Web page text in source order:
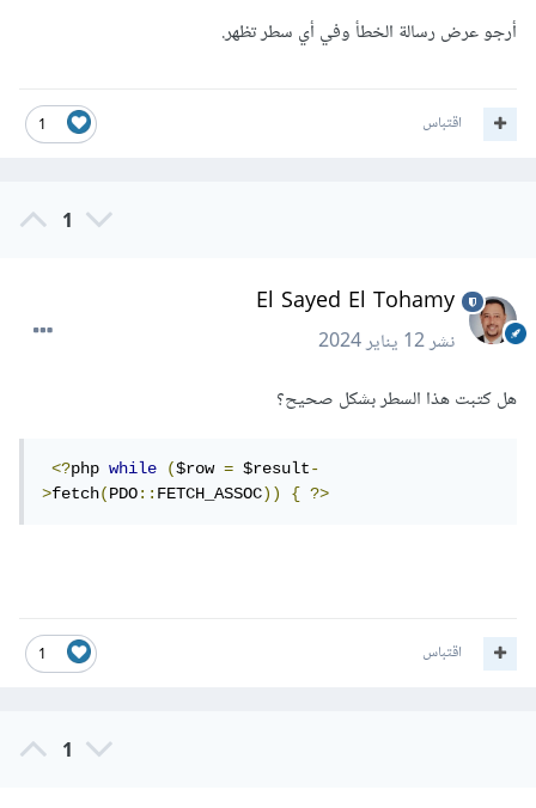
أرجو عرض رسالة الخطأ وفي أي سطر تظهر.
1 اقتباس
1
El Sayed El Tohamy
نشر12 يناير 2024
هل كتبت هذا السطر بشكل صحيح؟
<?php while ($row = $result-
>fetch(PDO::FETCH_ASSOC)) { ?>
1 اقتباس
1